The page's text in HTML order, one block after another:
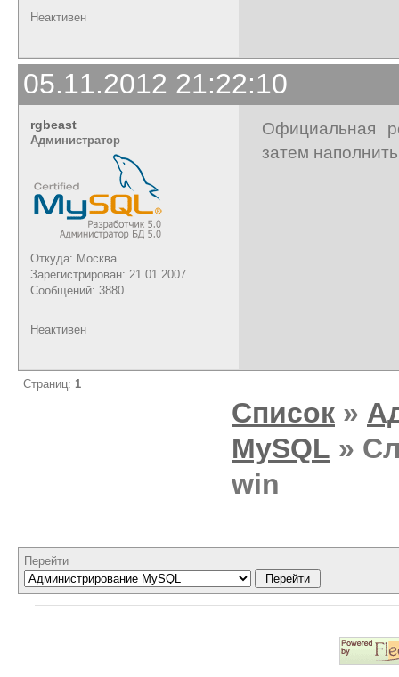
Неактивен
05.11.2012 21:22:10
rgbeast
Администратор
Откуда: Москва
Зарегистрирован: 21.01.2007
Сообщений: 3880
Официальная
затем
Неактивен
Страниц: 1
Список »
MySQL »
win
Перейти